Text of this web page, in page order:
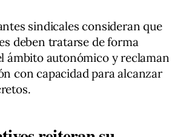
sindicales consideran que
deben tratarse de forma
ámbito autonómico y reclaman
con capacidad para alcanzar